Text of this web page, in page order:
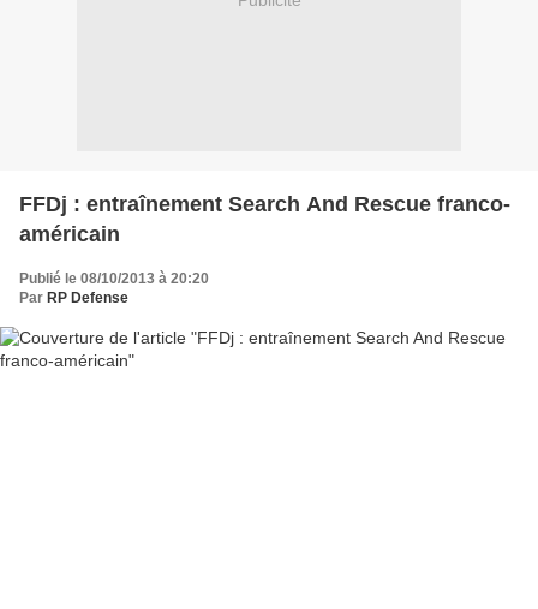
FFDj : entraînement Search And Rescue franco-
américain
Publié le 08/10/2013 à 20:20
Par RP Defense